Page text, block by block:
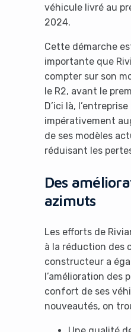
véhicule livré au
2024.
Cette démarche
importante que
compter sur son
le R2, avant le
D’ici là,
impérativement
de ses modèles
réduisant les
Des
azimuts
Les efforts de
à la réduction des
constructeur a
l’amélioration des
confort de ses
nouveautés, on